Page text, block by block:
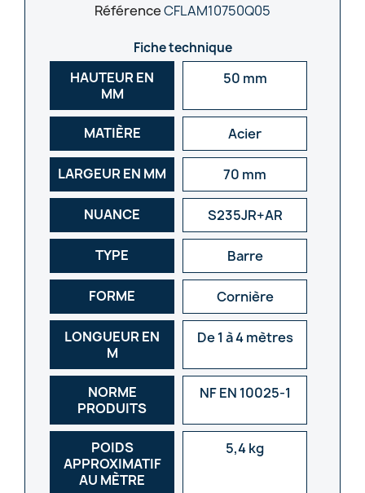
RéférenceCFLAM10750Q05
Fiche technique
HAUTEUR EN
MM
50 mm
MATIÈRE Acier
LARGEUR EN MM 70 mm
NUANCE S235JR+AR
TYPE Barre
FORME Cornière
LONGUEUR EN
M
De 1 à 4 mètres
NORME
PRODUITS
NF EN 10025-1
POIDS
APPROXIMATIF
AU MÈTRE
5,4 kg